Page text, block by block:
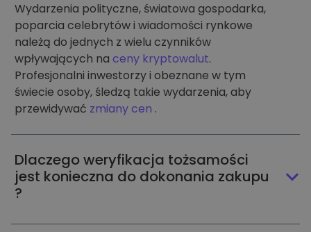
Wydarzenia polityczne, światowa gospodarka,
poparcia celebrytów i wiadomości rynkowe
należą do jednych z wielu czynników
wpływających na ceny kryptowalut.
Profesjonalni inwestorzy i obeznane w tym
świecie osoby, śledzą takie wydarzenia, aby
przewidywać zmiany cen .
Dlaczego weryfikacja tożsamości
jest konieczna do dokonania zakupu
?